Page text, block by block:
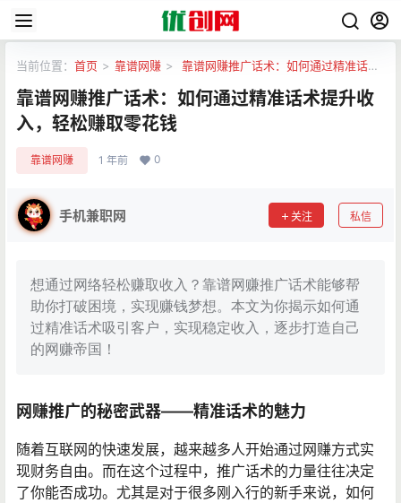
当前位置： 首页 > 靠谱网赚 >
靠谱网赚推广话术：如何通过精准话术
靠谱网赚推广话术：如何通过精准话术提升收
入，轻松赚取零花钱
靠谱网赚 1 年前 0
手机兼职网 关注 私信
想通过网络轻松赚取收入？靠谱网赚推广话术能够帮
助你打破困境，实现赚钱梦想。本文为你揭示如何通
过精准话术吸引客户，实现稳定收入，逐步打造自己
的网赚帝国！
网赚推广的秘密武器——精准话术的魅力
随着互联网的快速发展，越来越多人开始通过网赚方式实
现财务自由。而在这个过程中，推广话术的力量往往决定
了你能否成功。尤其是对于很多刚入行的新手来说，如何